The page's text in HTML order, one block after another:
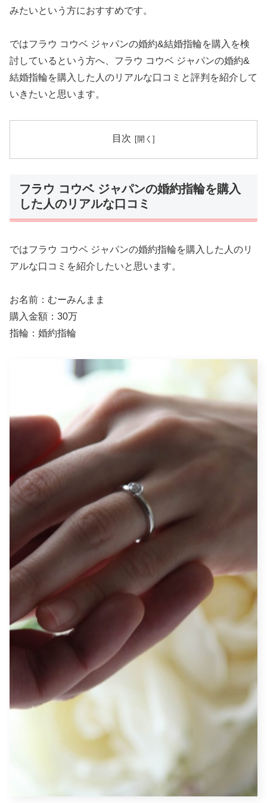
みたいという方におすすめです。
ではフラウ コウベ ジャパンの婚約&結婚指輪を購入を検
討しているという方へ、フラウ コウベ ジャパンの婚約&
結婚指輪を購入した人のリアルな口コミと評判を紹介して
いきたいと思います。
目次
フラウ コウベ ジャパンの婚約指輪を購入
した人のリアルな口コミ
ではフラウ コウベ ジャパンの婚約指輪を購入した人のリ
アルな口コミを紹介したいと思います。
お名前：むーみんまま
購入金額：30万
指輪：婚約指輪